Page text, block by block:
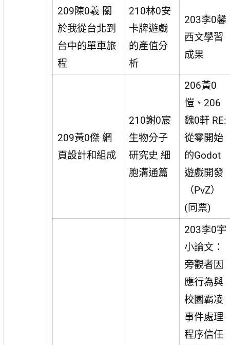
209陳0羲 關
於我從台北到
台中的單車旅
程
210林0安
卡牌遊戲
的產值分
析
203李0馨
西文學習
成果
209黃0傑 網
頁設計和組成
210謝0宸
生物分子
研究史 細
胞溝通篇
206黃0
愷、206
魏0軒 RE:
從零開始
的Godot
遊戲開發
（PvZ）
(同票)
203李0宇
小論文：
旁觀者因
應行為與
校園霸凌
事件處理
程序信任